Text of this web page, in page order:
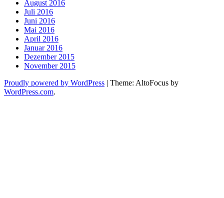
August 2016
Juli 2016
Juni 2016
Mai 2016
April 2016
Januar 2016
Dezember 2015
November 2015
Proudly powered by WordPress | Theme: AltoFocus by
WordPress.com.